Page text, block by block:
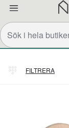
FILTRERA